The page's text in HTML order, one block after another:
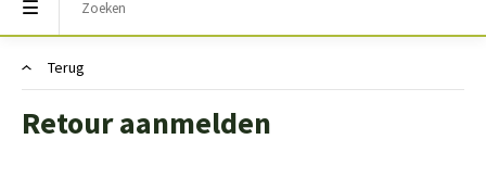
Terug
Retour aanmelden